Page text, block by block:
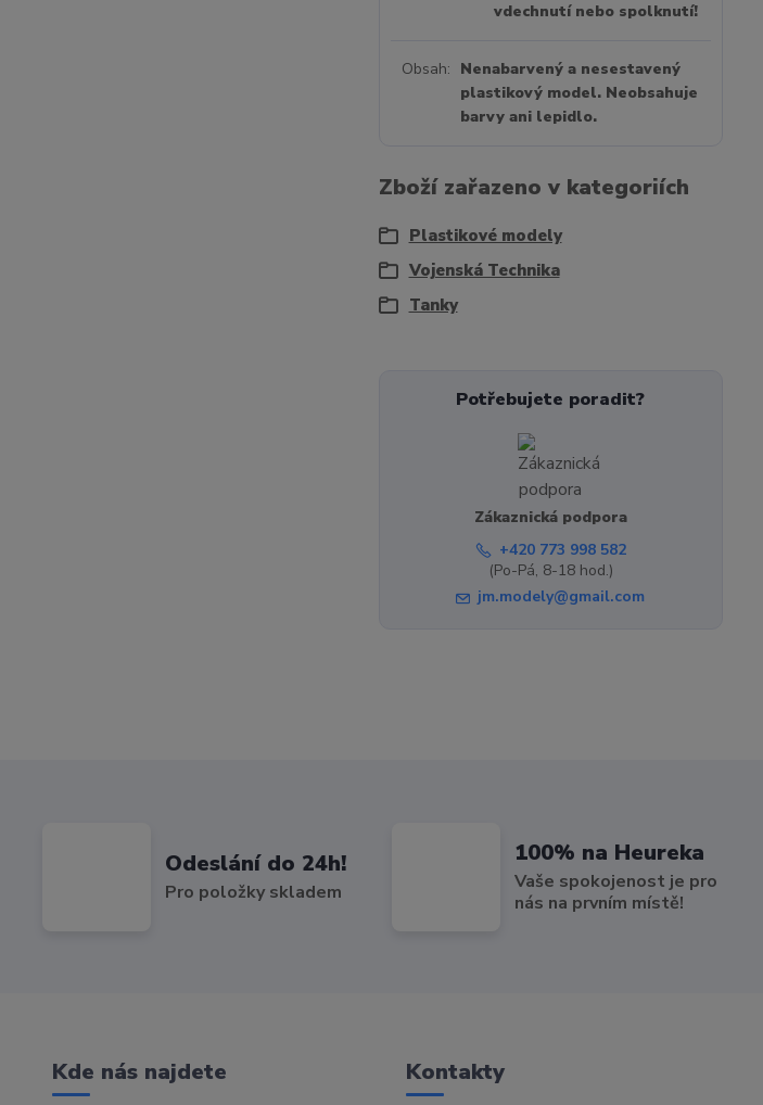
vdechnutí nebo spolknutí!
Obsah
Nenabarvený a nesestavený
plastikový model. Neobsahuje
barvy ani lepidlo.
Zboží zařazeno v kategoriích
Plastikové modely
Vojenská Technika
Tanky
Potřebujete poradit?
Zákaznická podpora
+420 773 998 582
(Po-Pá, 8-18 hod.)
jm.modely@gmail.com
Odeslání do 24h!
Pro položky skladem
100% na Heureka
Vaše spokojenost je pro
nás na prvním místě!
Kde nás najdete Kontakty